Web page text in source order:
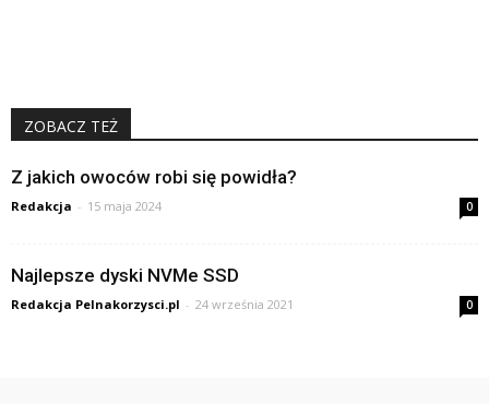
ZOBACZ TEŻ
Z jakich owoców robi się powidła?
Redakcja - 15 maja 2024 0
Najlepsze dyski NVMe SSD
Redakcja Pelnakorzysci.pl - 24 września 2021 0